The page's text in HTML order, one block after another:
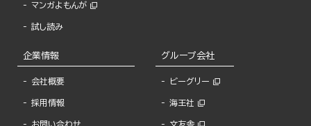
マンガよもんが
試し読み
企業情報
会社概要
採用情報
お問い合わせ
グループ会社
ビーグリー
海王社
文友舎